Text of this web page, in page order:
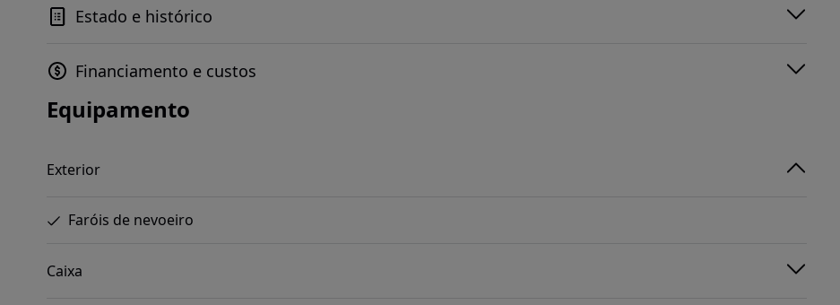
Estado e histórico
Financiamento e custos
Equipamento
Exterior
Faróis de nevoeiro
Caixa